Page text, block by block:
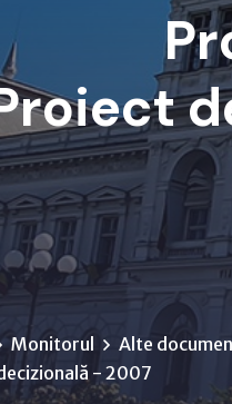
Monitorul Alte
- 2007